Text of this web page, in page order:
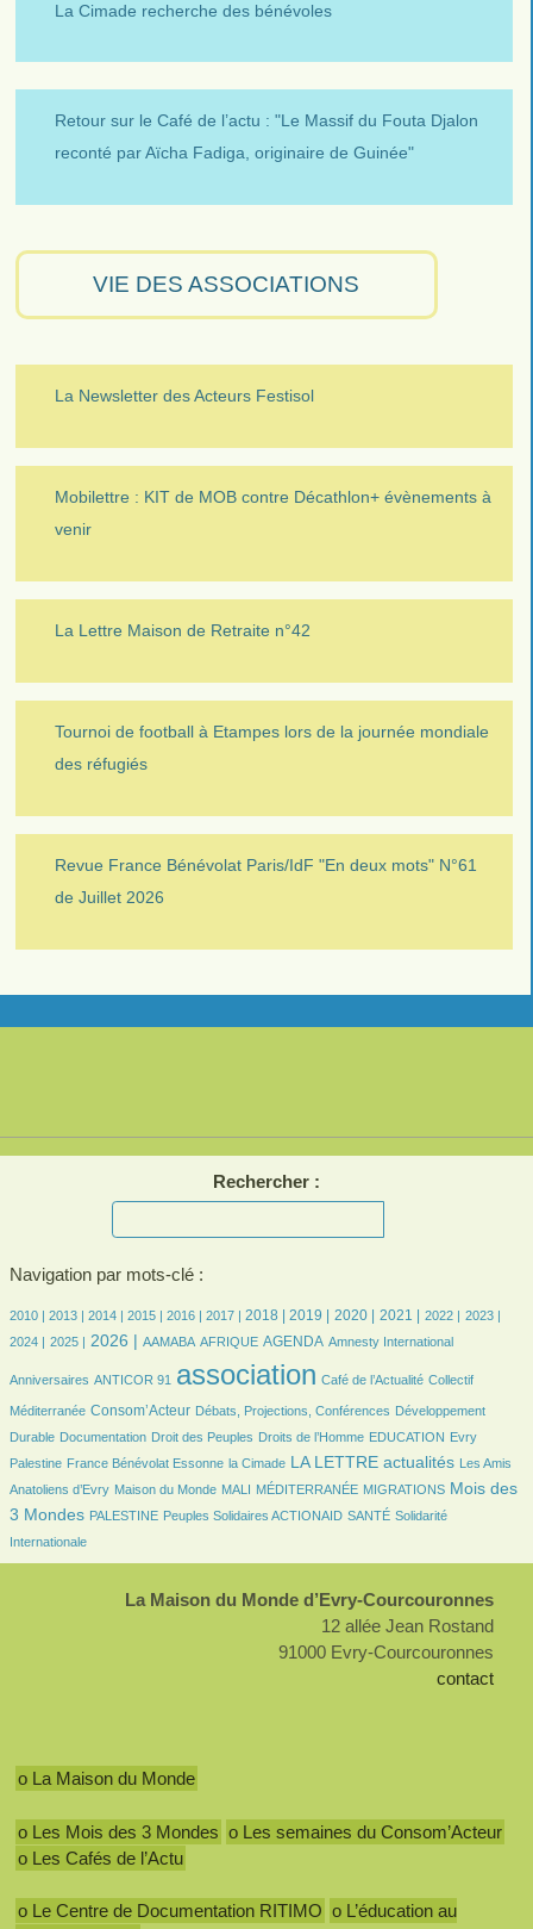
La Cimade recherche des bénévoles
Retour sur le Café de l’actu : "Le Massif du Fouta Djalon
reconté par Aïcha Fadiga, originaire de Guinée"
VIE DES ASSOCIATIONS
La Newsletter des Acteurs Festisol
Mobilettre : KIT de MOB contre Décathlon+ évènements à
venir
La Lettre Maison de Retraite n°42
Tournoi de football à Etampes lors de la journée mondiale
des réfugiés
Revue France Bénévolat Paris/IdF "En deux mots" N°61
de Juillet 2026
Rechercher :
Navigation par mots-clé :
4/1548
2010 |
4/15482013 |
150/1548 2014 |
283/1548 2015 |
304/1548 2016 |
301/1548 2017 |
464/1548 2018 |
441/1548 2019 |
356/1548 2020 |
389/1548 2021 |
289/1548 2022 |
276/1548 2023 |
274/1548
2024 |
294/1548
2025 |
531/1548 2026 |
41/1548 AAMABA
106/1548 AFRIQUE
350/1548 AGENDA
4/1548 Amnesty International
16/1548
Anniversaires ANTICOR 91 association Café de l’Actualité Collectif
Méditerranée
517/1548 Consom’Acteur
104/1548 Débats, Projections, Conférences
89/1548
Développement
Durable
32/1548Documentation
16/1548 Droit des Peuples
98/1548 Droits de l’Homme
23/1548 EDUCATION
7/1548
Evry
Palestine
83/1548France Bénévolat Essonne
16/1548 la Cimade
552/1548 LA LETTRE actualités
16/1548
Les Amis
Anatoliens d’Evry
52/1548 Maison du Monde
12/1548 MALI
4/1548 MÉDITERRANÉE
82/1548 MIGRATIONS
594/1548
Mois des
3 Mondes
63/1548 PALESTINE
66/1548 Peuples Solidaires ACTIONAID
85/1548 SANTÉ
144/1548
Solidarité
Internationale
La Maison du Monde d’Evry-Courcouronnes
12 allée Jean Rostand
91000 Evry-Courcouronnes
contact
o La Maison du Monde
o Les Mois des 3 Mondes o Les semaines du Consom’Acteur
o Les Cafés de l’Actu
o Le Centre de Documentation RITIMO o L’éducation au